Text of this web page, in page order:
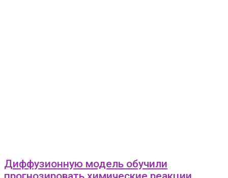
Диффузионную модель обучили